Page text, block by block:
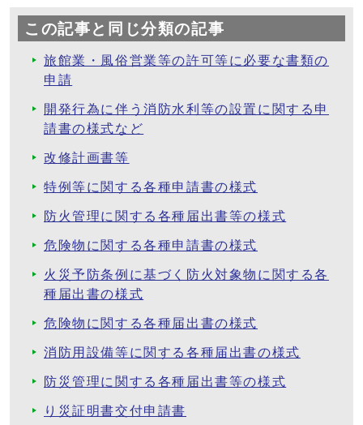
この記事と同じ分類の記事
旅館業・風俗営業等の許可等に必要な書類の
申請
開発行為に伴う消防水利等の設置に関する申
請書の様式など
改修計画書等
特例等に関する各種申請書の様式
防火管理に関する各種届出書等の様式
危険物に関する各種申請書の様式
火災予防条例に基づく防火対象物に関する各
種届出書の様式
危険物に関する各種届出書の様式
消防用設備等に関する各種届出書の様式
防災管理に関する各種届出書等の様式
り災証明書交付申請書